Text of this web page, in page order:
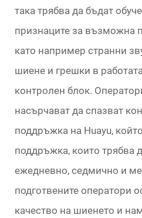
така трябва да бъдат
признаците за възможна
като например странни
шиене и грешки в
контролен блок.
насърчават да спазват
поддръжка на Huayu,
поддръжка, които трябва
ежедневно, седмично и
подготвените оператори
качество на шиенето и